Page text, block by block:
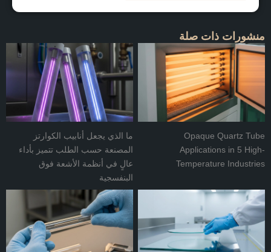
منشورات ذات صلة
Opaque Quartz Tube
Applications in 5 High-
Temperature Industries
ما الذي يجعل أنابيب الكوارتز
المصنعة حسب الطلب تتميز بأداء
عالٍ في أنظمة الأشعة فوق
البنفسجية